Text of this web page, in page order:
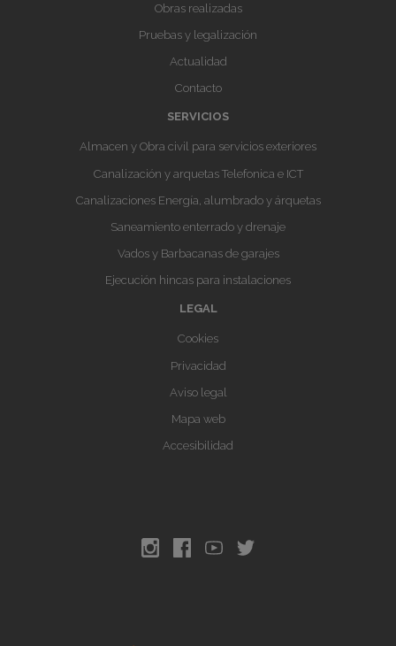
Obras realizadas
Pruebas y legalización
Actualidad
Contacto
SERVICIOS
Almacen y Obra civil para servicios exteriores
Canalización y arquetas Telefonica e ICT
Canalizaciones Energía, alumbrado y árquetas
Saneamiento enterrado y drenaje
Vados y Barbacanas de garajes
Ejecución hincas para instalaciones
LEGAL
Cookies
Privacidad
Aviso legal
Mapa web
Accesibilidad